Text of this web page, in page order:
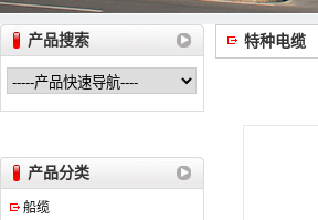
产品搜索
产品分类
船缆
特种电缆